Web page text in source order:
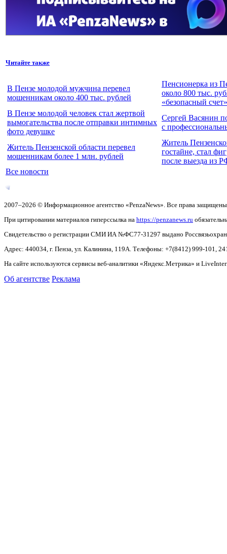
Читайте также
В Пензе молодой мужчина перевел
мошенникам около 400 тыс. рублей
Пенсионерка из
около 800 тыс.
«безопасный счет»
В Пензе молодой человек стал жертвой
вымогательства после отправки интимных
фото девушке
Сергей Васянин
с
Житель Пензенской области перевел
мошенникам более 1 млн. рублей
Житель
гостайне, стал
после выезда из
Все новости
2007–2026 © Информационное агентство «PenzaNews». Все права
При цитировании материалов гиперссылка на https://penzanews.ru
Свидетельство о регистрации СМИ ИА №ФС77-31297 выдано
Адрес: 440034, г. Пенза, ул. Калинина, 119А. Телефоны: +7(8412) 999-101,
На сайте используются сервисы веб-аналитики «Яндекс.Метрика» и
Об агентстве Реклама